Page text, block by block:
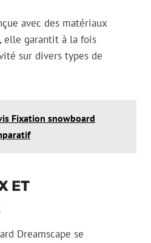
avec des matériaux
elle garantit à la fois
sur divers types de
Fixation snowboard
ET
Dreamscape se